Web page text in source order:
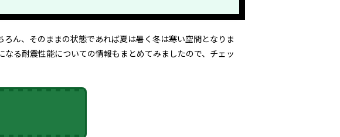
ん、そのままの状態であれば夏は暑く冬は寒い空間となりま
る耐震性能についての情報もまとめてみましたので、チェッ